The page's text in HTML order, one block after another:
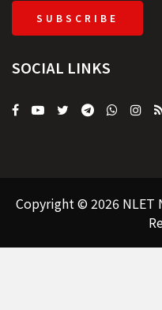
SUBSCRIBE
SOCIAL LINKS
Copyright © 2026 NLET